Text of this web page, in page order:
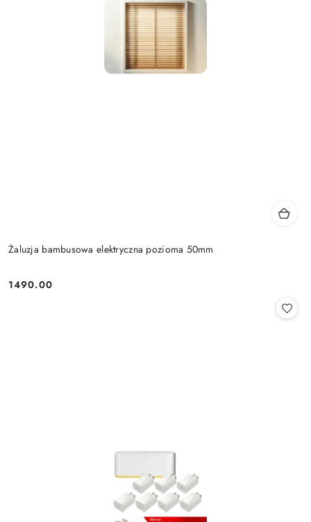
Żaluzja bambusowa elektryczna pozioma 50mm
Cena:
1490.00